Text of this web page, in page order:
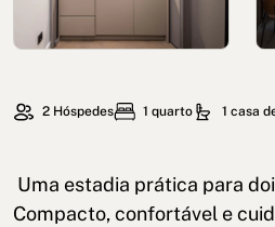
2 Hóspedes 1 quarto 1 casa
Uma estadia prática para
Compacto, confortável e